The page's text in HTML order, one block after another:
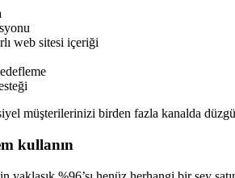
web sitesi içeriği
müşterilerinizi birden fazla kanalda
kullanın